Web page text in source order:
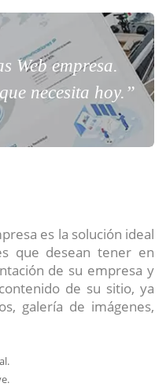
Web empresa.
necesita hoy.”
es la solución ideal
que desean tener en
de su empresa y
de su sitio, ya
galería de imágenes,